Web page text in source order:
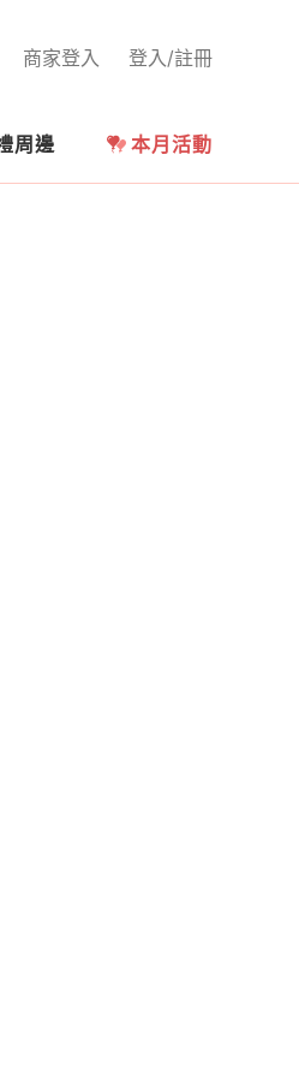
登入/註冊
商家登入
周邊 本月活動